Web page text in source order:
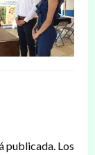
publicada. Los